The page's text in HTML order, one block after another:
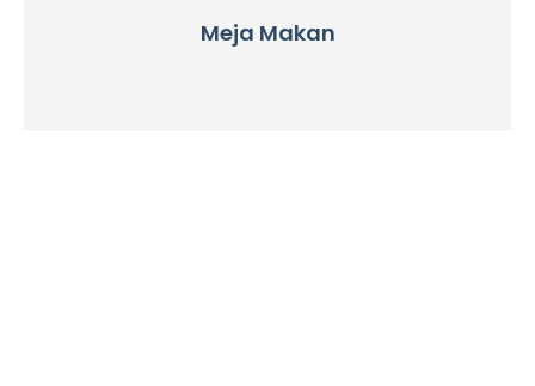
Meja Makan